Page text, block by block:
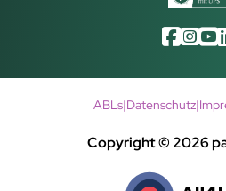
Copyright © 2026
ABLs|Datenschutz|